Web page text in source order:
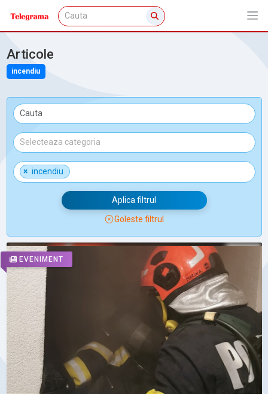
Articole
incendiu
× incendiu
Aplica filtrul
Goleste filtrul
EVENIMENT